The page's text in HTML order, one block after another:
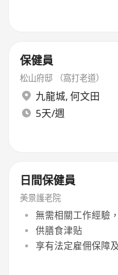
保健員
松山府邸 （窩打老道）
九龍城, 何文田
5天/週
日間保健員
美景護老院
無需相關工作經驗
供膳食津贴
享有法定雇佣保障